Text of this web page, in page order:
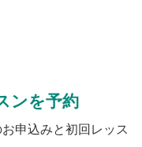
ンを予約
申込みと初回レッス